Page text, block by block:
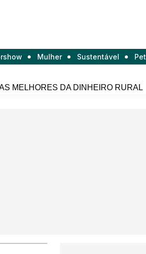
Mulher Sustentável Pet
MELHORES DA DINHEIRO RURAL